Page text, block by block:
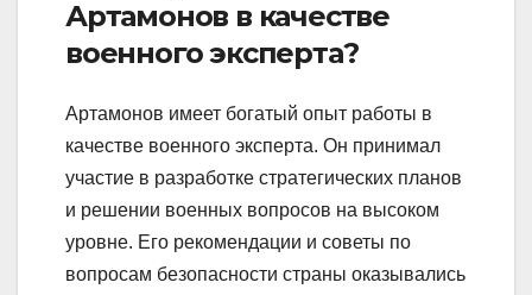
Артамонов в качестве
военного эксперта?
Артамонов имеет богатый опыт работы в
качестве военного эксперта. Он принимал
участие в разработке стратегических планов
и решении военных вопросов на высоком
уровне. Его рекомендации и советы по
вопросам безопасности страны оказывались